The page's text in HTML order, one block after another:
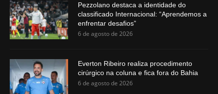
Pezzolano destaca a identidade do
classificado Internacional: “Aprendemos a
enfrentar desafios”
6 de agosto de 2026
Everton Ribeiro realiza procedimento
cirúrgico na coluna e fica fora do Bahia
6 de agosto de 2026